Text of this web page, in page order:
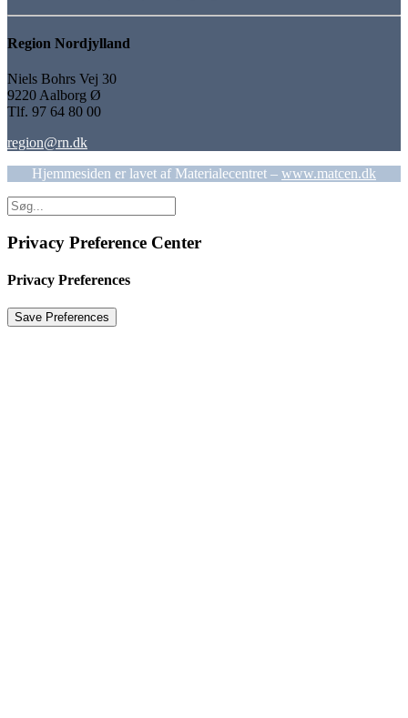
Region Nordjylland
Niels Bohrs Vej 30
9220 Aalborg Ø
Tlf. 97 64 80 00
region@rn.dk
Hjemmesiden er lavet af Materialecentret – www.matcen.dk
Privacy Preference Center
Privacy Preferences